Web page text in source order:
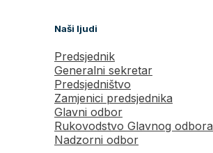
Naši ljudi
Predsjednik
Generalni sekretar
Predsjedništvo
Zamjenici predsjednika
Glavni odbor
Rukovodstvo Glavnog odbora
Nadzorni odbor